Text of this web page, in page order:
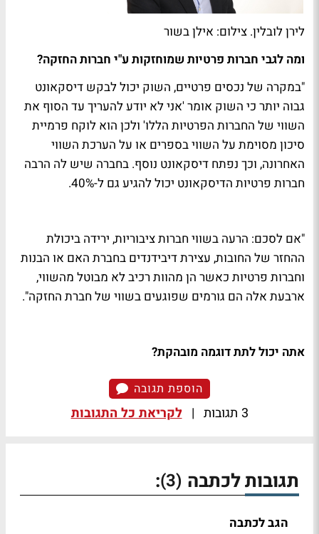
לירן לובלין. צילום: אילן בשור
ומה לגבי חברות פרטיות שמוחזקות ע"י חברות החזקה?
"במקרה של נכסים פרטיים, השוק יכול לבקש דיסקאונט
גבוה יותר כי השוק אומר 'אני לא יודע להעריך עד הסוף את
השווי של החברות הפרטיות הללו' ולכן הוא לוקח פרמיית
סיכון מסוימת על השווי בספרים או על הערכת השווי
האחרונה, וכך נפתח דיסקאונט נוסף. בחברה שיש לה הרבה
חברות פרטיות הדיסקאונט יכול להגיע גם ל-40%.
"אם לסכם: הרעה בשווי חברות ציבוריות, ירידה ביכולת
ההחזר של החובות, עצירת דיבידנדים בחברת האם או הבנות
וחברות פרטיות כאשר הן מהוות רכיב לא מבוטל מהשווי,
ארבעת אלה הם גורמים שפוגעים בשווי של חברת החזקה".
אתה יכול לתת דוגמה מובהקת?
הוספת תגובה
3 תגובות | לקריאת כל התגובות
תגובות לכתבה (3)
:
הגב לכתבה